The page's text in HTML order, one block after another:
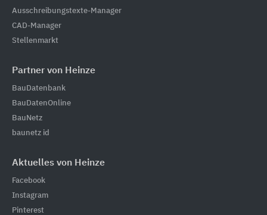
Ausschreibungstexte-Manager
CAD-Manager
Stellenmarkt
Partner von Heinze
BauDatenbank
BauDatenOnline
BauNetz
baunetz id
Aktuelles von Heinze
Facebook
Instagram
Pinterest